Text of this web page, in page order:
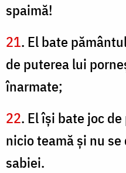
spaimă!
21. El bate
de puterea lui
înarmate;
22. El îşi bate joc
nicio teamă şi nu
sabiei.